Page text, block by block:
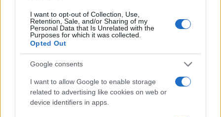
I want to opt-out of Collection, Use,
Retention, Sale, and/or Sharing of my
Personal Data that Is Unrelated with the
Purposes for which it was collected.
Opted Out
Google consents
I want to allow Google to enable storage
related to advertising like cookies on web or
device identifiers in apps.